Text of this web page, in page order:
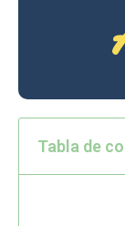
Tabla de